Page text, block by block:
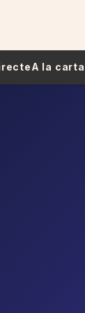
A la carta